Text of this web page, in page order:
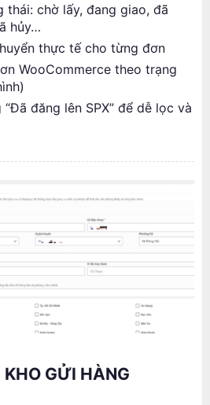
thái: chờ lấy, đang giao, đã
hủy…
thực tế cho từng đơn
WooCommerce theo trạng
đăng lên SPX” để dễ lọc và
KHO GỬI HÀNG